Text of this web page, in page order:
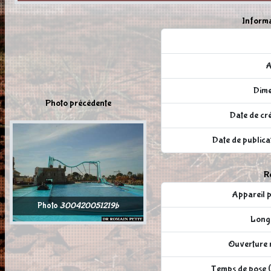
Photo précédente
Photo300420051219b
Date de
Date de
Appareil
Ouverture
Temps de